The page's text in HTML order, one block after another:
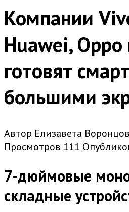
Компании
Huawei,
готовят
большими
Автор Елизавета
Просмотров 111
7-дюймовые
складные